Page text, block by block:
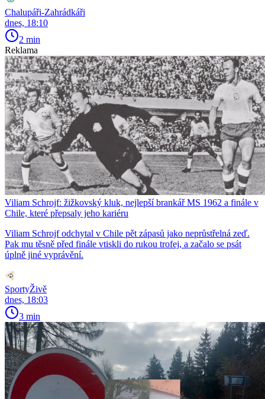
Chalupáři-Zahrádkáři
dnes, 18:10
2 min
Reklama
Viliam Schrojf: žižkovský kluk, nejlepší brankář MS 1962 a finále v
Chile, které přepsaly jeho kariéru
Viliam Schrojf odchytal v Chile pět zápasů jako neprůstřelná zeď.
Pak mu těsně před finále vtiskli do rukou trofej, a začalo se psát
úplně jiné vyprávění.
SportyŽivě
dnes, 18:03
3 min